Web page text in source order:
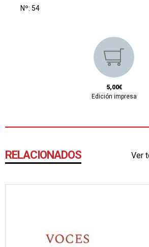
Nº: 54
5,00€
Edición impresa
RELACIONADOS Ver